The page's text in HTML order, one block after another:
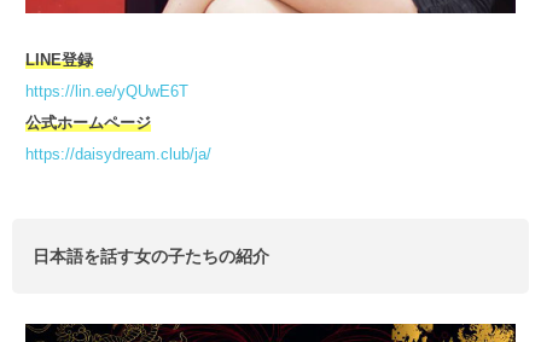
LINE登録
https://lin.ee/yQUwE6T
公式ホームページ
https://daisydream.club/ja/
日本語を話す女の子たちの紹介